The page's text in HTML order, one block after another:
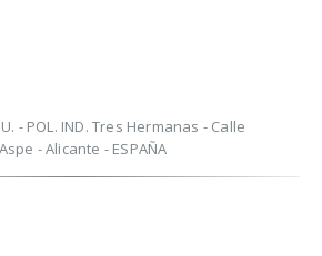
- POL. IND. Tres Hermanas - Calle
- Alicante - ESPAÑA